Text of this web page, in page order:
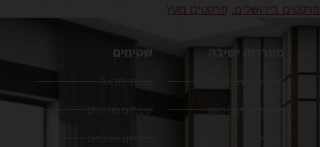
פרקטים בירושלים פרקטים מעץ
מערכות ישיבה
מערכות ישיבה מבד
מערכות ישיבה מעור
כורסאות
שטיחים
שטיחי לולאה
שטיחים מודרנים
שטיחים אפגניים